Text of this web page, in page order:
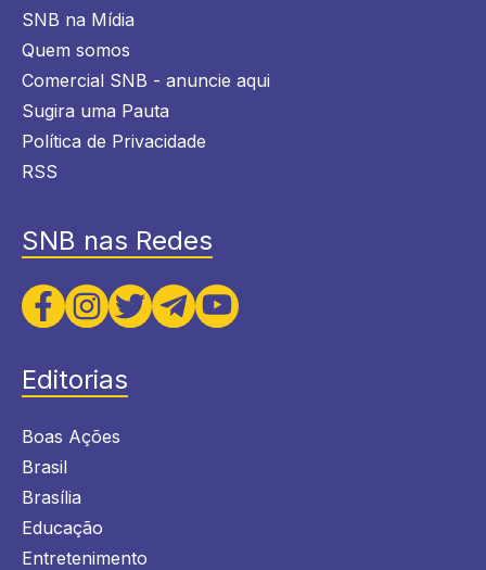
SNB na Mídia
Quem somos
Comercial SNB - anuncie aqui
Sugira uma Pauta
Política de Privacidade
RSS
SNB nas Redes
Editorias
Boas Ações
Brasil
Brasília
Educação
Entretenimento